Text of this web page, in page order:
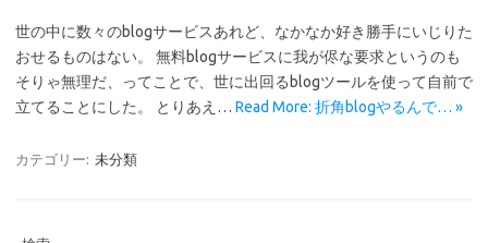
世の中に数々のblogサービスあれど、なかなか好き勝手にいじりた
おせるものはない。 無料blogサービスに我が侭な要求というのも
そりゃ無理だ、ってことで、世に出回るblogツールを使って自前で
立てることにした。 とりあえ… Read More: 折角blogやるんで… »
カテゴリー: 未分類